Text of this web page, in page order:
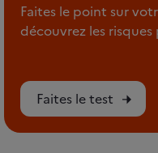
Faites le point sur
découvrez les
Faites le test